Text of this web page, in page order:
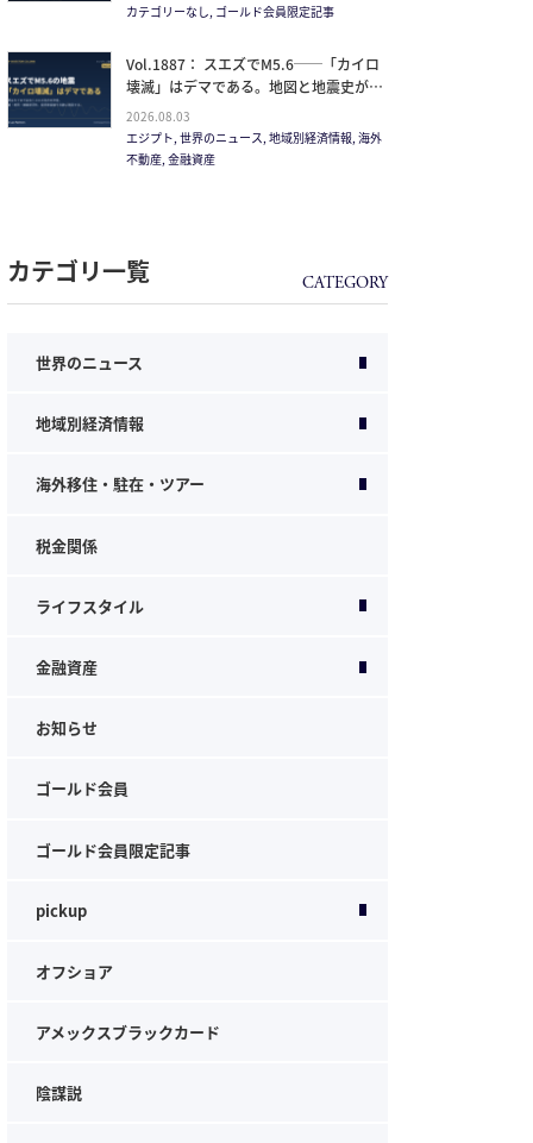
カテゴリーなし, ゴールド会員限定記事
Vol.1887： スエズでM5.6──「カイロ
壊滅」はデマである。地図と地震史が崩
す”距離を無視した恐怖”
2026.08.03
エジプト, 世界のニュース, 地域別経済情報, 海外
不動産, 金融資産
カテゴリ一覧
世界のニュース
地域別経済情報
海外移住・駐在・ツアー
税金関係
ライフスタイル
金融資産
お知らせ
ゴールド会員
ゴールド会員限定記事
pickup
オフショア
アメックスブラックカード
陰謀説